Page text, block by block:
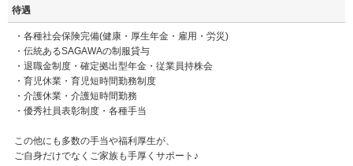
待遇
・各種社会保険完備(健康・厚生年金・雇用・労災)
・伝統あるSAGAWAの制服貸与
・退職金制度・確定拠出型年金・従業員持株会
・育児休業・育児短時間勤務制度
・介護休業・介護短時間勤務
・優秀社員表彰制度・各種手当
この他にも多数の手当や福利厚生が、
ご自身だけでなくご家族も手厚くサポート♪